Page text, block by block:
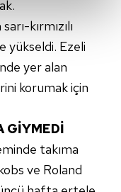
isteriz.
izin vermedikleri
İnternet
ait çerezler
çerezler bilgi
kırmızılı
yükseldi. Ezeli
yer alan
korumak için
GİYMEDİ
takıma
ve Roland